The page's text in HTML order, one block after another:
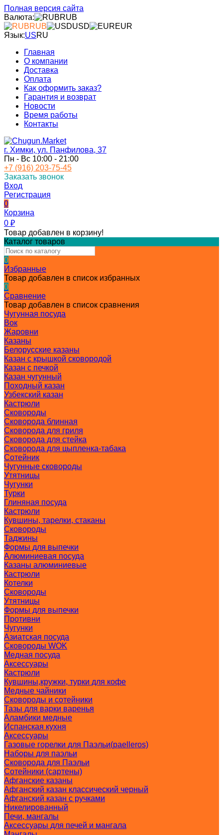
Полная версия сайта
Валюта:
RUB
RUB
USD
EUR
Язык:USRU
Главная
О компании
Доставка
Оплата
Как оформить заказ?
Гарантия и возврат
Новости
Время работы
Контакты
г. Химки, ул. Панфилова, 37
Пн - Вс 10:00 - 21:00
+7 (916) 203-75-45
Заказать звонок
Вход
Регистрация
0
Корзина
0 ₽
Товар добавлен в корзину!
Каталог товаров
0
Избранные
Товар добавлен в список избранных
0
Сравнение
Товар добавлен в список сравнения
Чугунная посуда
Вок
Жаровни
Казаны
Белорусские казаны
Казан с крышкой сковородой
Казан с печкой
Казан чугунный
Походный казан
Узбекский казан
Кастрюли
Сковороды
Сковорода блинная
Сковорода для гриля
Сковорода для стейка
Сковорода для цыпленка-табака
Сотейник
Чугунные сковороды
Утятницы
Чугунки
Турки
Глиняная посуда
Кастрюли
Кувшины, тарелки, стаканы
Сковороды
Таджины
Формы для выпечки
Алюминиевая посуда
Казаны алюминиевые
Кастрюли
Котелки
Сковороды
Утятницы
Формы для выпечки
Противни
Чугунки
Азиатская посуда
Сковороды WOK
Медная посуда
Аксессуары
Кастрюли
Кувшины,кружки, турки для кофе
Медные чайники
Сковороды и сотейники
Тазы для варки варенья
Аламбики медные
Испанская кухня
Аксессуары
Газовые горелки для Паэльи(paelleros)
Наборы для паэльи
Сковорода для Паэльи
Сотейники (сартены)
Афганские казаны
Афганский казан классический черный
Афганский казан с ручками
Никелированный
Печи, мангалы
Аксессуары для печей и мангала